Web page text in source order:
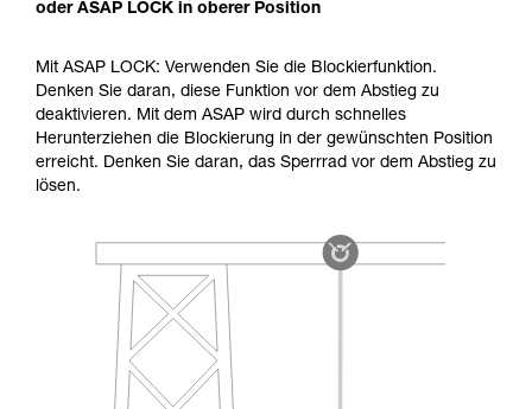
oder ASAP LOCK in oberer Position
Mit ASAP LOCK: Verwenden Sie die Blockierfunktion.
Denken Sie daran, diese Funktion vor dem Abstieg zu
deaktivieren. Mit dem ASAP wird durch schnelles
Herunterziehen die Blockierung in der gewünschten Position
erreicht. Denken Sie daran, das Sperrrad vor dem Abstieg zu
lösen.